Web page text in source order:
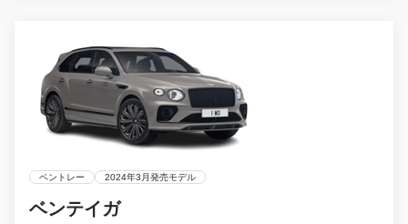
ベントレー 2024年3月発売モデル
ベンテイガ